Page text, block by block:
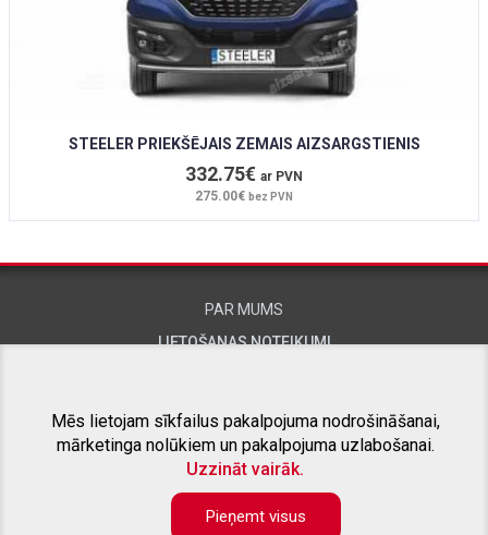
STEELER PRIEKŠĒJAIS ZEMAIS AIZSARGSTIENIS
332.75€ ar PVN
275.00€ bez PVN
PAR MUMS
LIETOŠANAS NOTEIKUMI
SAISTĪTIE PROJEKTI
Mēs lietojam sīkfailus pakalpojuma nodrošināšanai,
mārketinga nolūkiem un pakalpojuma uzlabošanai.
Uzzināt vairāk.
Pieņemt visus